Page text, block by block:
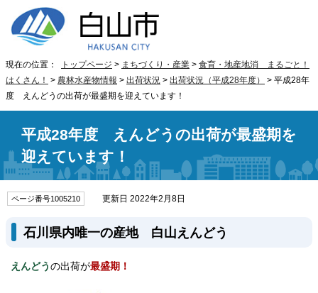
現在の位置： トップページ > まちづくり・産業 > 食育・地産地消 まるごと！
はくさん！ > 農林水産物情報 > 出荷状況 > 出荷状況（平成28年度）
> 平成28年
度 えんどうの出荷が最盛期を迎えています！
平成28年度 えんどうの出荷が最盛期を
迎えています！
ページ番号1005210 更新日 2022年2月8日
石川県内唯一の産地 白山えんどう
えんどう の出荷が最盛期！